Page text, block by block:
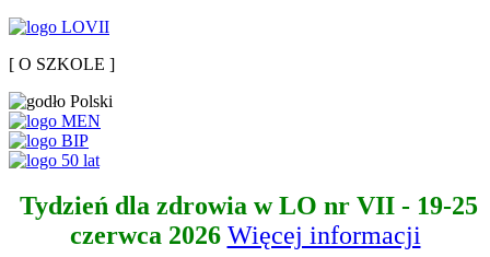
[ O SZKOLE ]
Tydzień dla zdrowia w LO nr VII - 19-25
czerwca 2026 Więcej informacji